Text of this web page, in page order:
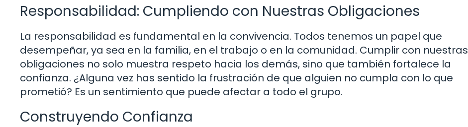
Responsabilidad: Cumpliendo con Nuestras Obligaciones
La responsabilidad es fundamental en la convivencia. Todos tenemos un papel que
desempeñar, ya sea en la familia, en el trabajo o en la comunidad. Cumplir con nuestras
obligaciones no solo muestra respeto hacia los demás, sino que también fortalece la
confianza. ¿Alguna vez has sentido la frustración de que alguien no cumpla con lo que
prometió? Es un sentimiento que puede afectar a todo el grupo.
Construyendo Confianza